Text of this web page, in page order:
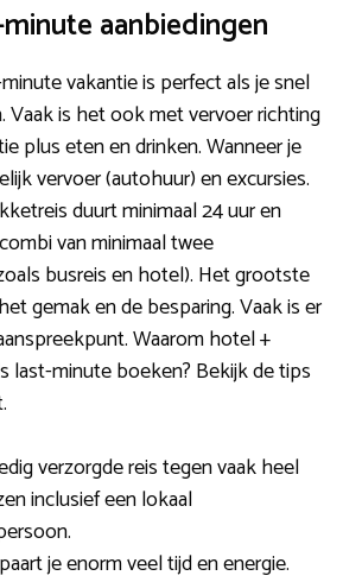
aanbiedingen
vakantie is perfect als je snel
Vaak is het ook met vervoer richting
plus eten en drinken. Wanneer je
vervoer (autohuur) en excursies.
duurt minimaal 24 uur en
van minimaal twee
busreis en hotel). Het grootste
gemak en de besparing. Vaak is er
Waarom hotel +
last-minute boeken? Bekijk de tips
verzorgde reis tegen vaak heel
inclusief een lokaal
je enorm veel tijd en energie.